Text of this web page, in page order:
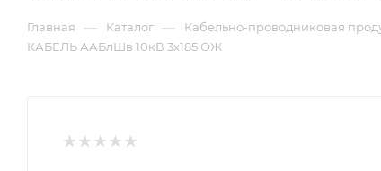
Главная — Каталог — Кабельно-проводниковая
КАБЕЛЬ ААБлШв 10кВ 3х185 ОЖ